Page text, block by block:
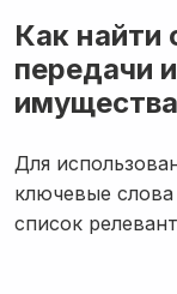
Как найти
передачи
имущества
Для
ключевые
список